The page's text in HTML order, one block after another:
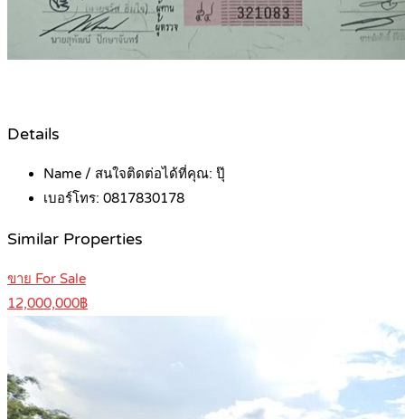
Details
Name / สนใจติดต่อได้ที่คุณ: ปุ๊
เบอร์โทร: 0817830178
Similar Properties
ขาย For Sale
12,000,000฿